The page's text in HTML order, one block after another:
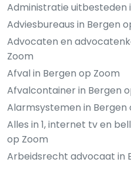
Administratie uitbesteden
Adviesbureaus in Bergen
Advocaten en
Zoom
Afval in Bergen op Zoom
Afvalcontainer in Bergen
Alarmsystemen in Bergen
Alles in 1, internet tv en
op Zoom
Arbeidsrecht advocaat in